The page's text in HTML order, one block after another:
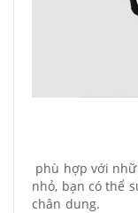
phù hợp với
nhỏ, bạn có thể
chân dung.